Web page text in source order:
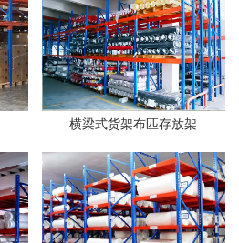
横梁式货架布匹存放架